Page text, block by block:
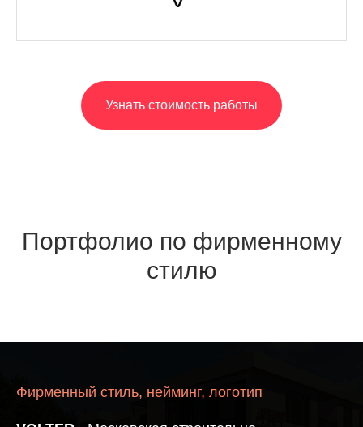
Узнать стоимость работы
Портфолио по фирменному
стилю
Фирменный стиль, нейминг, логотип